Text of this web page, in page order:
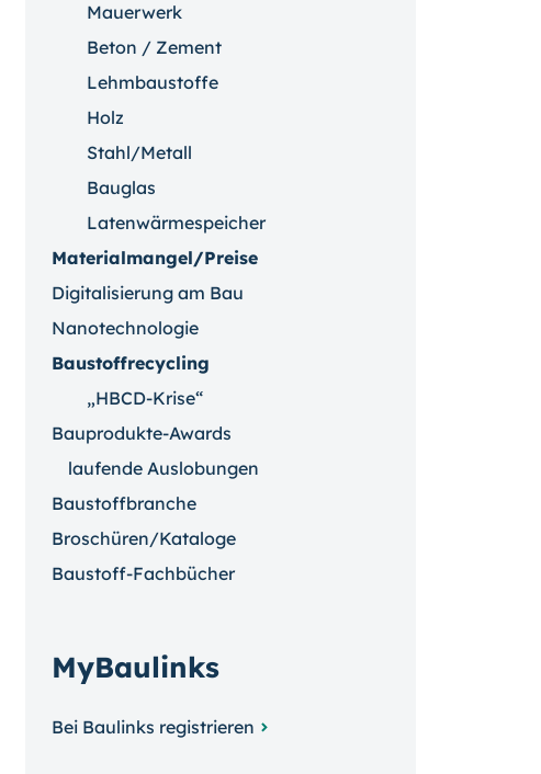
Mauerwerk
Beton / Zement
Lehmbaustoffe
Holz
Stahl/Metall
Bauglas
Latenwärmespeicher
Materialmangel/Preise
Digitalisierung am Bau
Nanotechnologie
Baustoffrecycling
„HBCD-Krise“
Bauprodukte-Awards
laufende Auslobungen
Baustoffbranche
Broschüren/Kataloge
Baustoff-Fachbücher
MyBaulinks
Bei Baulinks registrieren